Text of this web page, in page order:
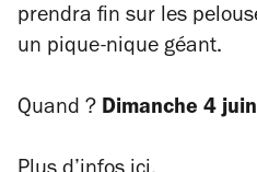
prendra fin sur les
un pique-nique géant.
Quand ? Dimanche 4 juin